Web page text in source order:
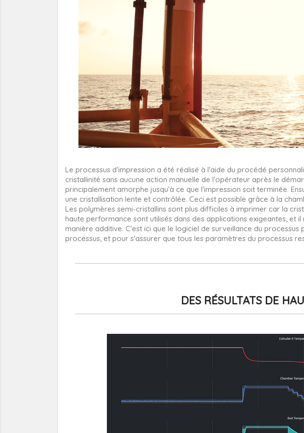
Le processus d'impression a été réalisé à l'aide du procédé
cristallinité sans aucune action manuelle de l'opérateur après le
principalement amorphe jusqu'à ce que l'impression soit terminée.
une cristallisation lente et contrôlée. Ceci est possible grâce à la
Les polymères semi-cristallins sont plus difficiles à imprimer car la
haute performance sont utilisés dans des applications exigeantes,
manière additive. C'est ici que le logiciel de surveillance du
processus, et pour s'assurer que tous les paramètres du processus
DES RÉSULTATS DE